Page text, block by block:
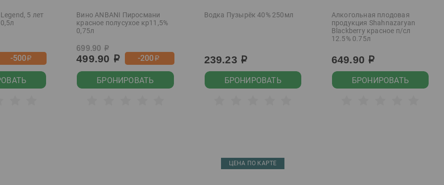
5 лет
-500р
Вино ANBANI Пиросмани
красное полусухое кр11,5%
0,75л
699.90 р
499.90 р -200р
БРОНИРОВАТЬ
Водка Пузырёк 40% 250мл
239.23 р
БРОНИРОВАТЬ
Алкогольная плодовая
продукция Shahnazaryan
Blackberry красное п/сл
12.5% 0.75л
649.90 р
БРОНИРОВАТЬ
ЦЕНА ПО КАРТЕ